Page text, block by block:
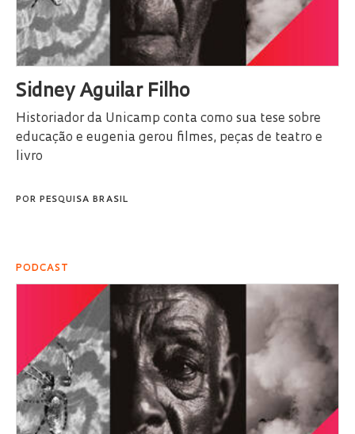
Sidney Aguilar Filho
Historiador da Unicamp conta como sua tese sobre
educação e eugenia gerou filmes, peças de teatro e
livro
POR PESQUISA BRASIL
PODCAST